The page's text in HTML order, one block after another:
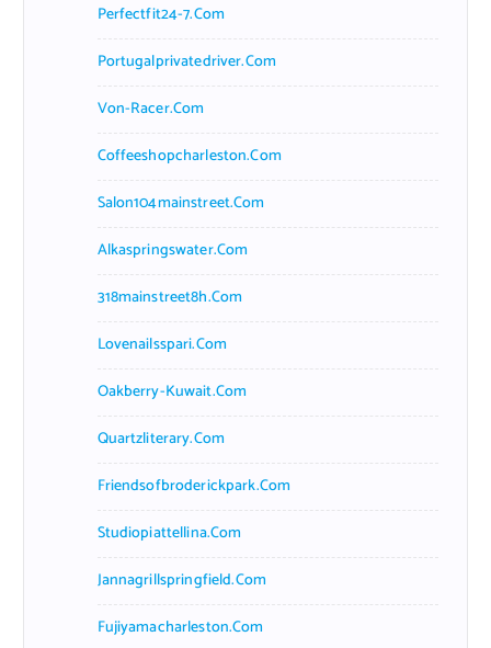
Perfectfit24-7.com
Portugalprivatedriver.com
Von-Racer.com
Coffeeshopcharleston.com
Salon104mainstreet.com
Alkaspringswater.com
318mainstreet8h.com
Lovenailsspari.com
Oakberry-Kuwait.com
Quartzliterary.com
Friendsofbroderickpark.com
Studiopiattellina.com
Jannagrillspringfield.com
Fujiyamacharleston.com